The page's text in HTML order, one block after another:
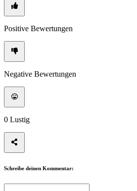
Positive Bewertungen
Negative Bewertungen
0 Lustig
Schreibe deinen Kommentar: